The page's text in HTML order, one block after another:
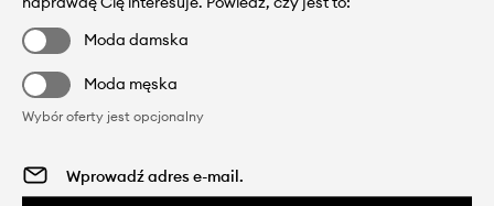
Moda damska
Moda męska
Wybór oferty jest opcjonalny